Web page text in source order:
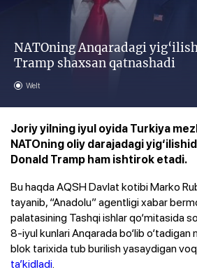
NATOning Anqaradagi
Tramp shaxsan qatnashadi
Welt
Joriy yilning iyul oyida Turkiya
NATOning oliy darajadagi
Donald Tramp ham ishtirok etadi.
Bu haqda AQSH Davlat kotibi Marko
tayanib, “Anadolu” agentligi xabar
palatasining Tashqi ishlar qo‘mitasida
8-iyul kunlari Anqarada bo‘lib
blok tarixida tub burilish yasaydigan
ta’kidladi.